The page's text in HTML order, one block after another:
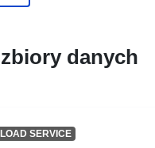
a39e-45a8-be0d-
120066022-srv-
danych
SERVICE